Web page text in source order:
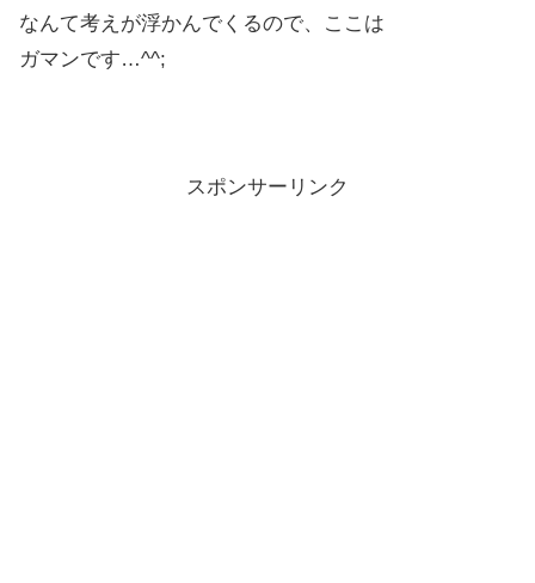
なんて考えが浮かんでくるので、ここは
ガマンです…^^;
スポンサーリンク